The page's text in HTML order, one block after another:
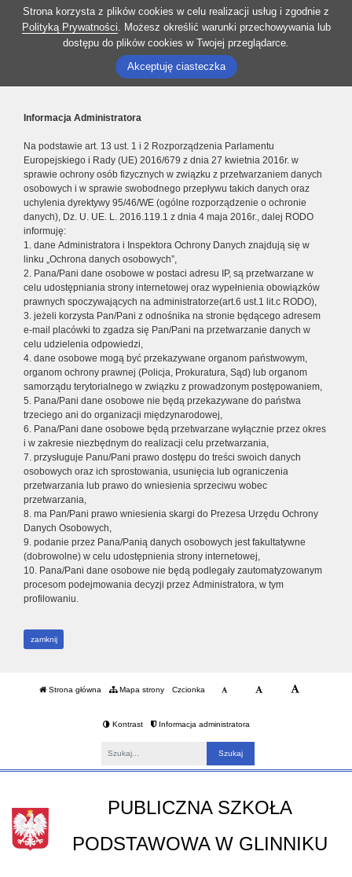
Strona korzysta z plików cookies w celu realizacji usług i zgodnie z
Polityką Prywatności. Możesz określić warunki przechowywania lub
dostępu do plików cookies w Twojej przeglądarce.
Akceptuję ciasteczka
Informacja Administratora
Na podstawie art. 13 ust. 1 i 2 Rozporządzenia Parlamentu
Europejskiego i Rady (UE) 2016/679 z dnia 27 kwietnia 2016r. w
sprawie ochrony osób fizycznych w związku z przetwarzaniem danych
osobowych i w sprawie swobodnego przepływu takich danych oraz
uchylenia dyrektywy 95/46/WE (ogólne rozporządzenie o ochronie
danych), Dz. U. UE. L. 2016.119.1 z dnia 4 maja 2016r., dalej RODO
informuję:
1. dane Administratora i Inspektora Ochrony Danych znajdują się w
linku „Ochrona danych osobowych”,
2. Pana/Pani dane osobowe w postaci adresu IP, są przetwarzane w
celu udostępniania strony internetowej oraz wypełnienia obowiązków
prawnych spoczywających na administratorze(art.6 ust.1 lit.c RODO),
3. jeżeli korzysta Pan/Pani z odnośnika na stronie będącego adresem
e-mail placówki to zgadza się Pan/Pani na przetwarzanie danych w
celu udzielenia odpowiedzi,
4. dane osobowe mogą być przekazywane organom państwowym,
organom ochrony prawnej (Policja, Prokuratura, Sąd) lub organom
samorządu terytorialnego w związku z prowadzonym postępowaniem,
5. Pana/Pani dane osobowe nie będą przekazywane do państwa
trzeciego ani do organizacji międzynarodowej,
6. Pana/Pani dane osobowe będą przetwarzane wyłącznie przez okres
i w zakresie niezbędnym do realizacji celu przetwarzania,
7. przysługuje Panu/Pani prawo dostępu do treści swoich danych
osobowych oraz ich sprostowania, usunięcia lub ograniczenia
przetwarzania lub prawo do wniesienia sprzeciwu wobec
przetwarzania,
8. ma Pan/Pani prawo wniesienia skargi do Prezesa Urzędu Ochrony
Danych Osobowych,
9. podanie przez Pana/Panią danych osobowych jest fakultatywne
(dobrowolne) w celu udostępnienia strony internetowej,
10. Pana/Pani dane osobowe nie będą podlegały zautomatyzowanym
procesom podejmowania decyzji przez Administratora, w tym
profilowaniu.
zamknij
Strona główna Mapa strony Czcionka
Kontrast Informacja administratora
PUBLICZNA SZKOŁA
PODSTAWOWA W GLINNIKU